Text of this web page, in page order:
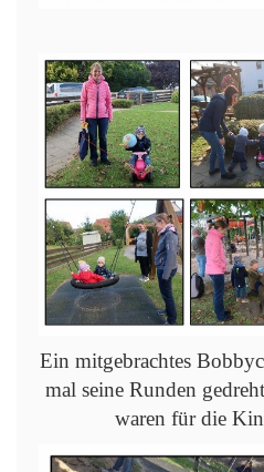
Ein mitgebrachtes
mal seine Runden
waren für die